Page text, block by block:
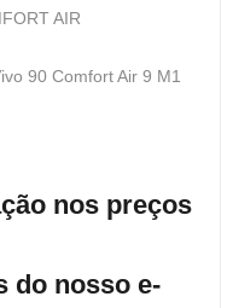
AIR
90 Comfort Air 9 M1
nos preços
do nosso e-